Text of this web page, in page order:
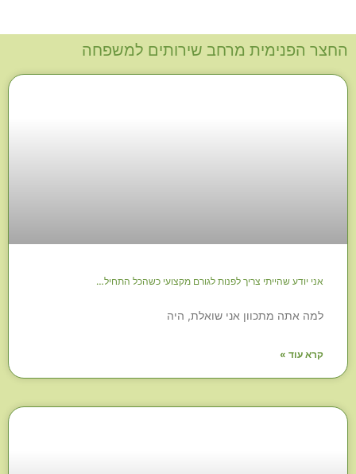
החצר הפנימית מרחב שירותים למשפחה
אני יודע שהייתי צריך לפנות לגורם מקצועי כשהכל התחיל…
למה אתה מתכוון אני שואלת, היה
קרא עוד »